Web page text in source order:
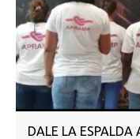
DALE LA ESPALDA